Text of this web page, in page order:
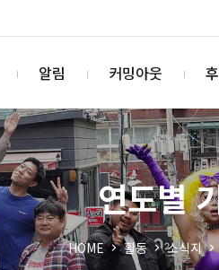
알림 커밍아웃
연도별
HOME 활동 소식지